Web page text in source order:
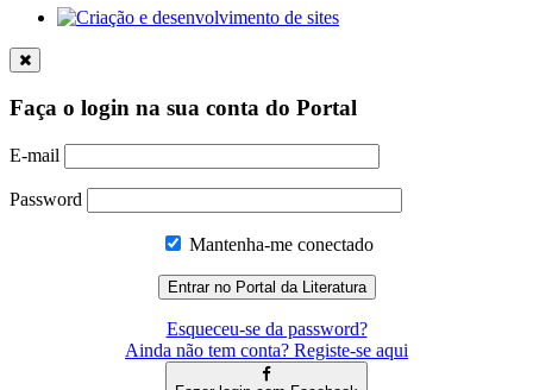
Faça o login na sua conta do Portal
E-mail
Password
Mantenha-me conectado
Esqueceu-se da password?
Ainda não tem conta? Registe-se aqui